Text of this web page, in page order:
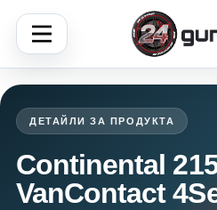
ДЕТАЙЛИ ЗА ПРОДУКТА
Continental
VanContact